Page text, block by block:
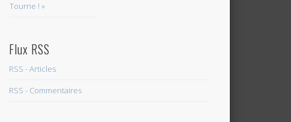
Tourne ! »
Flux RSS
RSS - Articles
RSS - Commentaires